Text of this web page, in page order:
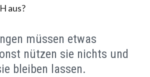
aus?
müssen etwas
nützen sie nichts und
bleiben lassen.